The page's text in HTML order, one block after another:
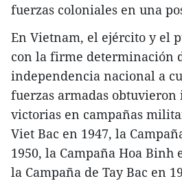
fuerzas coloniales en una
​En Vietnam, el ejército y el
con la firme determinación
independencia nacional a
fuerzas armadas obtuvieron
victorias en campañas
Viet Bac en 1947, la
1950, la Campaña Hoa Binh
la Campaña de Tay Bac en